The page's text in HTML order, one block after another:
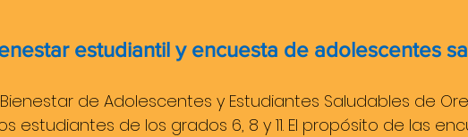
estudiantil y encuesta de adolescentes
de Adolescentes y Estudiantes Saludables de
estudiantes de los grados 6, 8 y 11. El propósito de las